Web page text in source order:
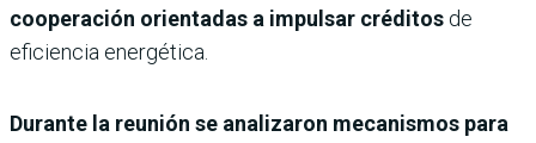
cooperación orientadas a impulsar créditos de
eficiencia energética.
Durante la reunión se analizaron mecanismos para